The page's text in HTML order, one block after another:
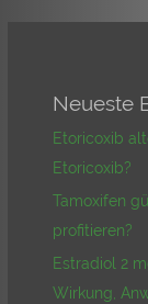
Neueste
Etoricoxib
Etoricoxib?
Tamoxifen
profitieren?
Estradiol 2
Wirkung,